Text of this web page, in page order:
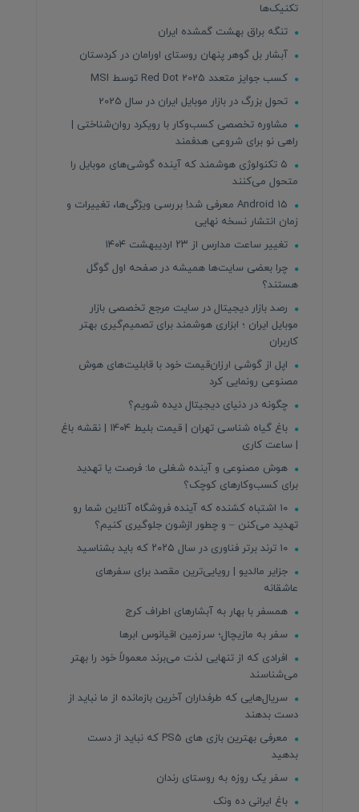
تکنیک‌ها
تنگه براق بهشت گمشده ایران
آبشار بل گوهر پنهان روستای اورامان در کردستان
کسب جوایز متعدد Red Dot 2025 توسط MSI
تحول بزرگ در بازار موبایل ایران در سال 2025
مشاوره تخصصی کسب‌وکار با رویکرد روان‌شناختی |
راهی نو برای شروعی هدفمند
۵ تکنولوژی هوشمند که آینده گوشی‌های موبایل را
متحول می‌کنند
Android 15 معرفی شد! بررسی ویژگی‌ها، تغییرات و
زمان انتشار نسخه نهایی
تغییر ساعت مدارس از ۲۳ اردیبهشت ۱۴۰۴
چرا بعضی سایت‌ها همیشه در صفحه اول گوگل
هستند؟
رصد بازار دیجیتال در سایت مرجع تخصصی بازار
موبایل ایران ؛ ابزاری هوشمند برای تصمیم‌گیری بهتر
کاربران
اپل از گوشی ارزان‌قیمت خود با قابلیت‌های هوش
مصنوعی رونمایی کرد
چگونه در دنیای دیجیتال دیده شویم؟
باغ گیاه شناسی تهران | قیمت بلیط ۱۴۰۴ | نقشه باغ
| ساعت کاری
هوش مصنوعی و آینده شغلی ما: فرصت یا تهدید
برای کسب‌وکارهای کوچک؟
۱۰ اشتباه کشنده که آینده فروشگاه آنلاین شما رو
تهدید می‌کنن – و چطور ازشون جلوگیری کنیم؟
جزایر مالدیو | رویایی‌ترین مقصد برای سفرهای
عاشقانه
همسفر با بهار به آبشارهای اطراف کرج
سفر به مازیچال؛ سرزمین اقیانوس ابرها
افرادی که از تنهایی لذت می‌برند معمولاً خود را بهتر
می‌شناسند
سریال‌هایی که طرفداران آخرین بازمانده از ما نباید از
دست بدهند
معرفی بهترین بازی های PS5 که نباید از دست
بدهید
سفر یک روزه به روستای رندان
باغ ایرانی ده ونک